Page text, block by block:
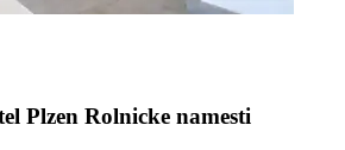
Plzen Rolnicke namesti